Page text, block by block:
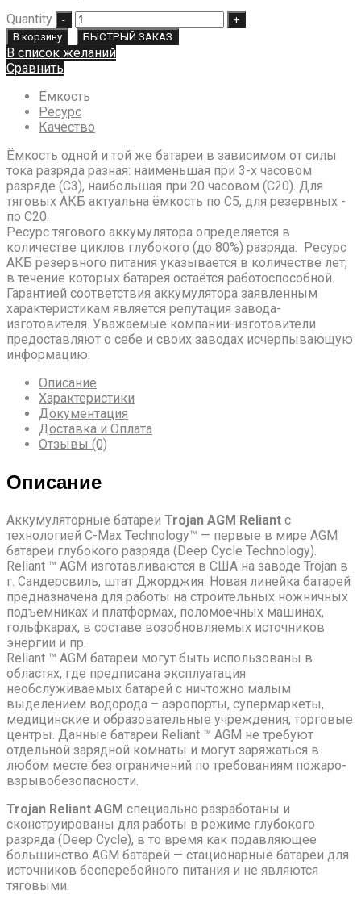
Quantity
В корзину БЫСТРЫЙ ЗАКАЗ
В список желаний
Сравнить
Ёмкость
Ресурс
Качество
Ёмкость одной и той же батареи в зависимом от силы
тока разряда разная: наименьшая при 3-х часовом
разряде (С3), наибольшая при 20 часовом (С20). Для
тяговых АКБ актуальна ёмкость по С5, для резервных -
по С20.
Ресурс тягового аккумулятора определяется в
количестве циклов глубокого (до 80%) разряда. Ресурс
АКБ резервного питания указывается в количестве лет,
в течение которых батарея остаётся работоспособной.
Гарантией соответствия аккумулятора заявленным
характеристикам является репутация завода-
изготовителя. Уважаемые компании-изготовители
предоставляют о себе и своих заводах исчерпывающую
информацию.
Описание
Характеристики
Документация
Доставка и Оплата
Отзывы (0)
Описание
Аккумуляторные батареи Trojan AGM Reliant с
технологией C-Max Technology™ — первые в мире AGM
батареи глубокого разряда (Deep Cycle Technology).
Reliant ™ AGM изготавливаются в США на заводе Trojan в
г. Сандерсвиль, штат Джорджия. Новая линейка батарей
предназначена для работы на строительных ножничных
подъемниках и платформах, поломоечных машинах,
гольфкарах, в составе возобновляемых источников
энергии и пр.
Reliant ™ AGM батареи могут быть использованы в
областях, где предписана эксплуатация
необслуживаемых батарей с ничтожно малым
выделением водорода – аэропорты, супермаркеты,
медицинские и образовательные учреждения, торговые
центры. Данные батареи Reliant ™ AGM не требуют
отдельной зарядной комнаты и могут заряжаться в
любом месте без ограничений по требованиям пожаро-
взрывобезопасности.
Trojan Reliant AGM специально разработаны и
сконструированы для работы в режиме глубокого
разряда (Deep Cycle), в то время как подавляющее
большинство AGM батарей — стационарные батареи для
источников бесперебойного питания и не являются
тяговыми.